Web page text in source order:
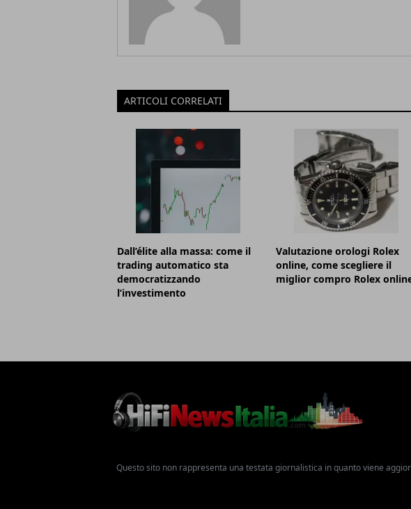
ARTICOLI CORRELATI
Dall’élite alla massa: come il
trading automatico sta
democratizzando
l’investimento
Valutazione orologi Rolex
online, come scegliere il
miglior compro Rolex
Questo sito non rappresenta una testata giornalistica in quanto viene